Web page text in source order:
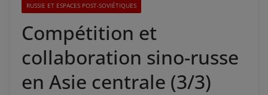
RUSSIE ET ESPACES POST-SOVIÉTIQUES
Compétition et
collaboration sino-russe
en Asie centrale (3/3)